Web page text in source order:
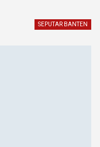
SEPUTAR BANTEN